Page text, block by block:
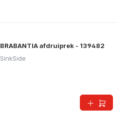
BRABANTIA afdruiprek - 139482
SinkSide